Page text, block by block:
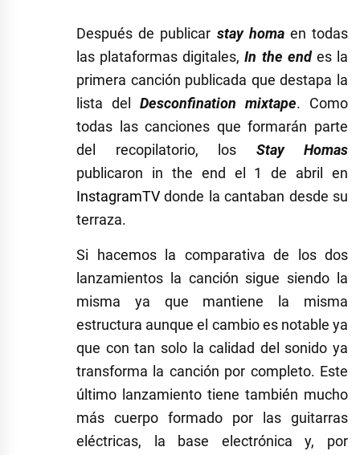
Después de publicar stay homaen todas
las plataformas digitales, In the end es la
primera canción publicada que destapa la
lista del Desconfination mixtape. Como
todas las canciones que formarán parte
del recopilatorio, los Stay Homas
publicaron in the end el 1 de abril en
InstagramTV donde la cantaban desde su
terraza.
Si hacemos la comparativa de los dos
lanzamientos la canción sigue siendo la
misma ya que mantiene la misma
estructura aunque el cambio es notable ya
que con tan solo la calidad del sonido ya
transforma la canción por completo. Este
último lanzamiento tiene también mucho
más cuerpo formado por las guitarras
eléctricas, la base electrónica y, por